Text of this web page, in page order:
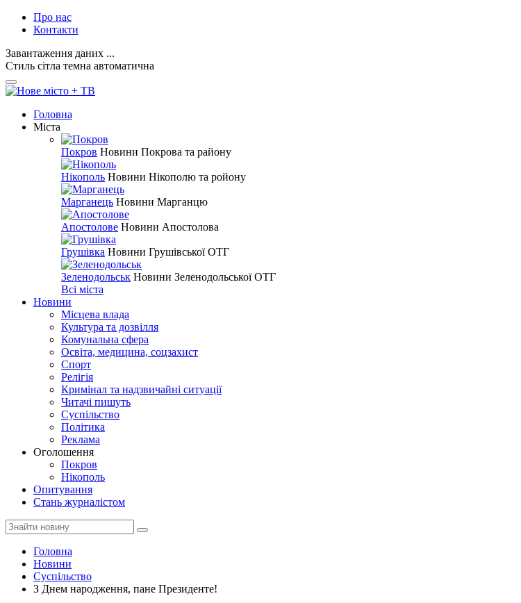
Про нас
Контакти
Завантаження даних ...
Стиль сітла темна автоматична
Головна
Міста
Покров Новини Покрова та району
Нікополь Новини Нікополю та ройону
Марганець Новини Марганцю
Апостолове Новини Апостолова
Грушівка Новини Грушівської ОТГ
Зеленодольськ Новини Зеленодольської ОТГ
Всі міста
Новини
Місцева влада
Культура та дозвілля
Комунальна сфера
Освіта, медицина, соцзахист
Спорт
Релігія
Кримінал та надзвичайні ситуації
Читачі пишуть
Суспільство
Політика
Реклама
Оголошення
Покров
Нікополь
Опитування
Стань журналістом
Головна
Новини
Суспільство
З Днем народження, пане Президенте!